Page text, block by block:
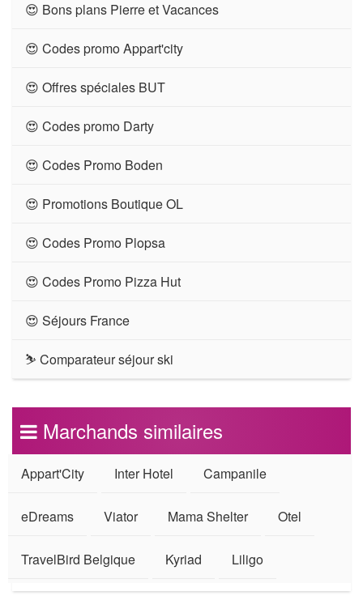
😍 Bons plans Pierre et Vacances
😍 Codes promo Appart'city
😍 Offres spéciales BUT
😍 Codes promo Darty
😍 Codes Promo Boden
😍 Promotions Boutique OL
😍 Codes Promo Plopsa
😍 Codes Promo Pizza Hut
😍 Séjours France
⛷ Comparateur séjour ski
Marchands similaires
Appart'City Inter Hotel Campanile
eDreams Viator Mama Shelter Otel
TravelBird Belgique Kyriad Liligo